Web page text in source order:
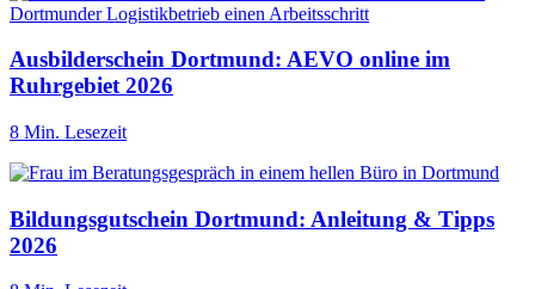
Ausbilderschein Dortmund: AEVO online im
Ruhrgebiet 2026
8 Min. Lesezeit
Bildungsgutschein Dortmund: Anleitung & Tipps
2026